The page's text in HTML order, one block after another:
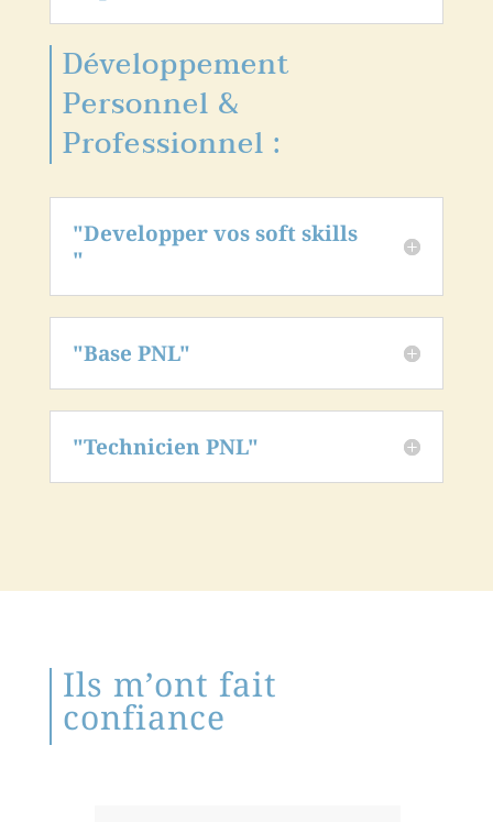
Développement
Personnel &
Professionnel :
"Developper vos soft skills
"
"Base PNL"
"Technicien PNL"
Ils m’ont fait
confiance